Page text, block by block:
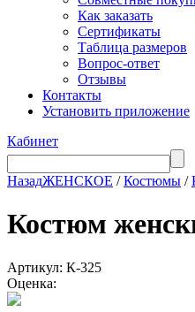
Как заказать
Сертификаты
Таблица размеров
Вопрос-ответ
Отзывы
Контакты
Установить приложение
Кабинет
НазадЖЕНСКОЕ /Костюмы /
Костюм
Артикул: К-325
Оценка: